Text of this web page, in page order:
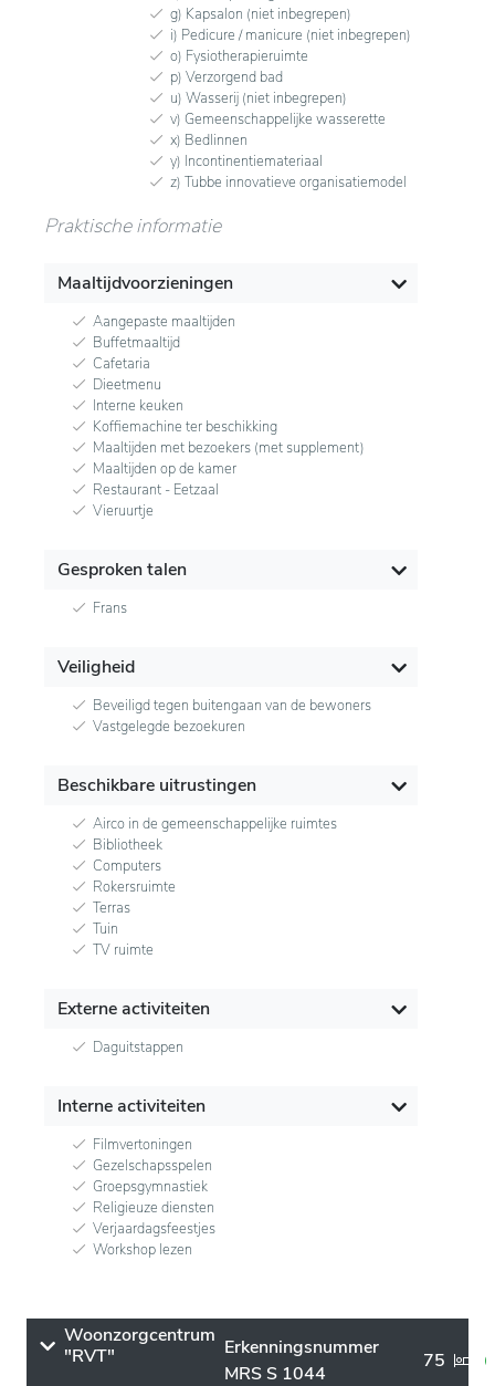
g) Kapsalon (niet inbegrepen)
i) Pedicure / manicure (niet inbegrepen)
o) Fysiotherapieruimte
p) Verzorgend bad
u) Wasserij (niet inbegrepen)
v) Gemeenschappelijke wasserette
x) Bedlinnen
y) Incontinentiemateriaal
z) Tubbe innovatieve organisatiemodel
Praktische informatie
Maaltijdvoorzieningen
Aangepaste maaltijden
Buffetmaaltijd
Cafetaria
Dieetmenu
Interne keuken
Koffiemachine ter beschikking
Maaltijden met bezoekers (met supplement)
Maaltijden op de kamer
Restaurant - Eetzaal
Vieruurtje
Gesproken talen
Frans
Veiligheid
Beveiligd tegen buitengaan van de bewoners
Vastgelegde bezoekuren
Beschikbare uitrustingen
Airco in de gemeenschappelijke ruimtes
Bibliotheek
Computers
Rokersruimte
Terras
Tuin
TV ruimte
Externe activiteiten
Daguitstappen
Interne activiteiten
Filmvertoningen
Gezelschapsspelen
Groepsgymnastiek
Religieuze diensten
Verjaardagsfeestjes
Workshop lezen
Woonzorgcentrum
"RVT"
Erkenningsnummer
MRS S 1044
75